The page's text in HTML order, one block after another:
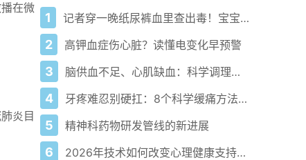
在微
炎目
1 记者穿一晚纸尿裤血里查出毒！宝宝血液浓度竟是成人的5倍？
2 高钾血症伤心脏？读懂电变化早预警
3 脑供血不足、心肌缺血：科学调理全攻略
4 牙疼难忍别硬扛：8个科学缓痛方法收好
5 精神科药物研发管线的新进展
6 2026年技术如何改变心理健康支持的获取方式